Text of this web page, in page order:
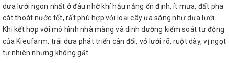
dưa lưới ngon nhất ở đâu nhờ khí hậu nắng ổn định, ít mưa, đất pha
cát thoát nước tốt, rất phù hợp với loại cây ưa sáng như dưa lưới.
Khi kết hợp với mô hình nhà màng và dinh dưỡng kiểm soát tự động
của Kieufarm, trái dưa phát triển cân đối, vỏ lưới rõ, ruột dày, vị ngọt
tự nhiên nhưng không gắt.